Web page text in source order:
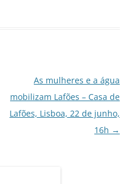
As mulheres e a água
mobilizam Lafões – Casa de
Lafões, Lisboa, 22 de junho,
16h →